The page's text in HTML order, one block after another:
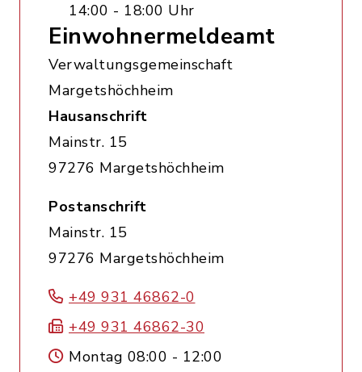
14:00 - 18:00 Uhr
Einwohnermeldeamt
Verwaltungsgemeinschaft
Margetshöchheim
Hausanschrift
Mainstr. 15
97276 Margetshöchheim
Postanschrift
Mainstr. 15
97276 Margetshöchheim
+49 931 46862-0
+49 931 46862-30
Montag 08:00 - 12:00